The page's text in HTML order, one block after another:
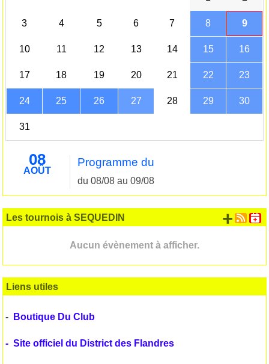
3 4 5 6 7 8 9
10 11 12 13 14 15 16
17 18 19 20 21 22 23
24 25 26 27 28 29 30
31
08
AOÛT
Programme du
du 08/08 au 09/08
Les tournois à SEQUEDIN
Aucun évènement à afficher.
+
Liens utiles
- Boutique Du Club
- Site officiel du District des Flandres